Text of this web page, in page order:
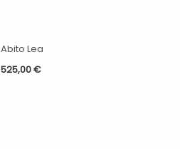
Abito Lea
525,00€